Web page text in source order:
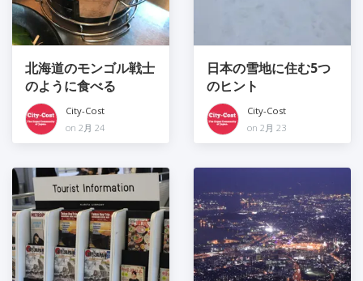
北海道のモンゴル戦士
のように食べる
City-Cost
on 2月 24
日本の雪地に住む5つ
のヒント
City-Cost
on 2月 23